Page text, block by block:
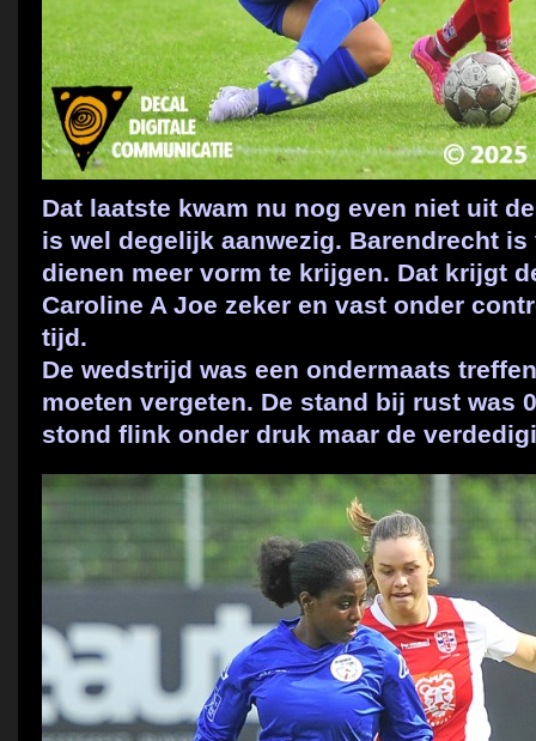
Dat laatste kwam nu nog even niet uit
is wel degelijk aanwezig. Barendrecht
dienen meer vorm te krijgen. Dat krijgt
Caroline A Joe zeker en vast onder
tijd.
De wedstrijd was een ondermaats
moeten vergeten. De stand bij rust was
stond flink onder druk maar de